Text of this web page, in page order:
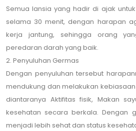
Semua lansia yang hadir di ajak
selama 30 menit, dengan harapan
kerja jantung, sehingga orang
peredaran darah yang baik.
2. Penyuluhan Germas
Dengan penyuluhan tersebut
mendukung dan melakukan
diantaranya Aktifitas fisik, Makan
kesehatan secara berkala. Dengan
menjadi lebih sehat dan status